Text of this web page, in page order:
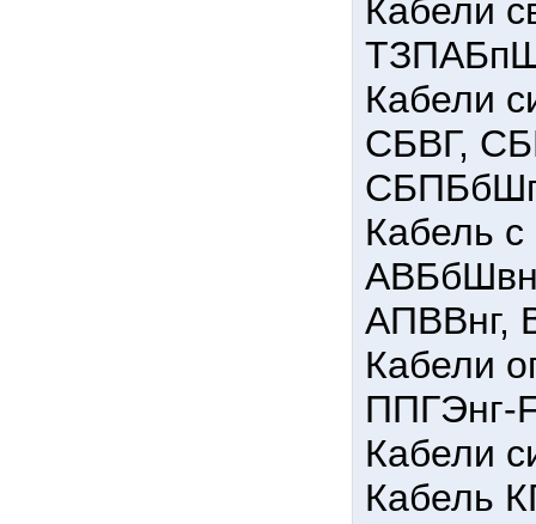
Кабели
Кабели
СБВГ,
Кабель
АПВВнг,
Кабели
ППГЭнг-
Кабели
Кабель